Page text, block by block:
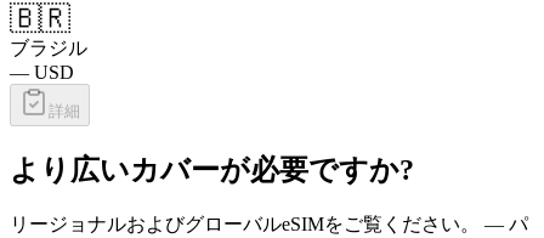
🇧🇷
ブラジル
— USD
詳細
より広いカバーが必要ですか?
リージョナルおよびグローバルeSIMをご覧ください。 — パ